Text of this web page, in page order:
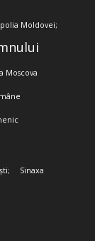
Moldovei;
Moscova
Sinaxa